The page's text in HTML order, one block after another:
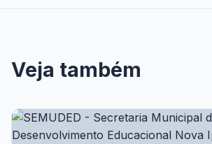
Veja também